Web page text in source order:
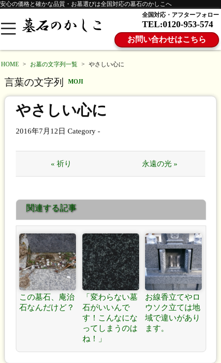
安心の価格と確かな品質・お墓選びは全国対応の墓石のかしこへ
全国対応・アフターフォロー
TEL:0120-953-574
お問い合わせはこちら
HOME > お墓の文字列一覧 > やさしい心に
言葉の文字列 MOJI
やさしい心に
2016年7月12日 Category -
« 祈り 永遠の光 »
関連する記事
この墓石、庵治
石なんだけど？
「変わらない墓
石がいいんで
す！こんなにな
ってしまうのは
ね！」
お線香立てやロ
ウソク立ては地
域で違いがあり
ます。